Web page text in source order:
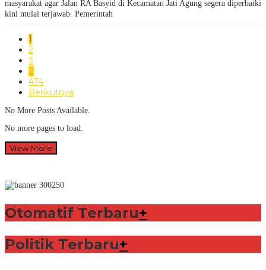
masyarakat agar Jalan RA Basyid di Kecamatan Jati Agung segera diperbaiki
kini mulai terjawab. Pemerintah
1
2
3
…
474
Berikutnya
No More Posts Available.
No more pages to load.
View More
Otomatif Terbaru+
Politik Terbaru+